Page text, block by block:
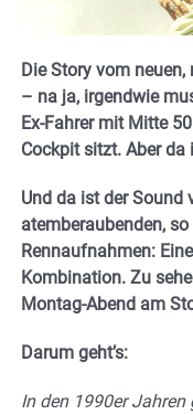
Die Story vom neuen,
– na ja, irgendwie
Ex-Fahrer mit Mitte
Cockpit sitzt. Aber
Und da ist der Sound
atemberaubenden,
Rennaufnahmen:
Kombination. Zu
Montag-Abend am
Darum geht’s:
In den 1990er